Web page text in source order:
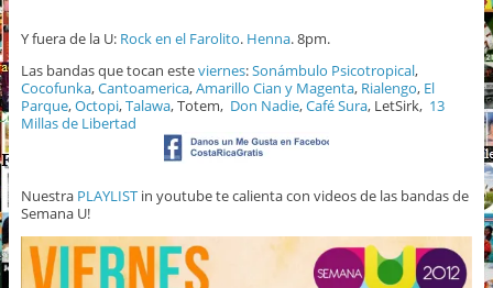
Y fuera de la U: Rock en el Farolito. Henna. 8pm.
Las bandas que tocan esteviernes:Sonámbulo Psicotropical,
Cocofunka,Cantoamerica,Amarillo Cian y Magenta, Rialengo, El
Parque,Octopi,Talawa, Totem, Don Nadie,Café Sura, LetSirk, 13
Millas de Libertad
Nuestra PLAYLIST in youtube te calienta con videos de las bandas de
Semana U!